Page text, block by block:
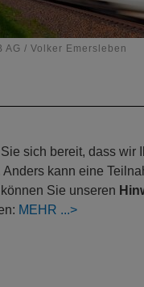
AG / Volker Emersleben
sich bereit, dass wir
kann eine
Sie unseren
MEHR